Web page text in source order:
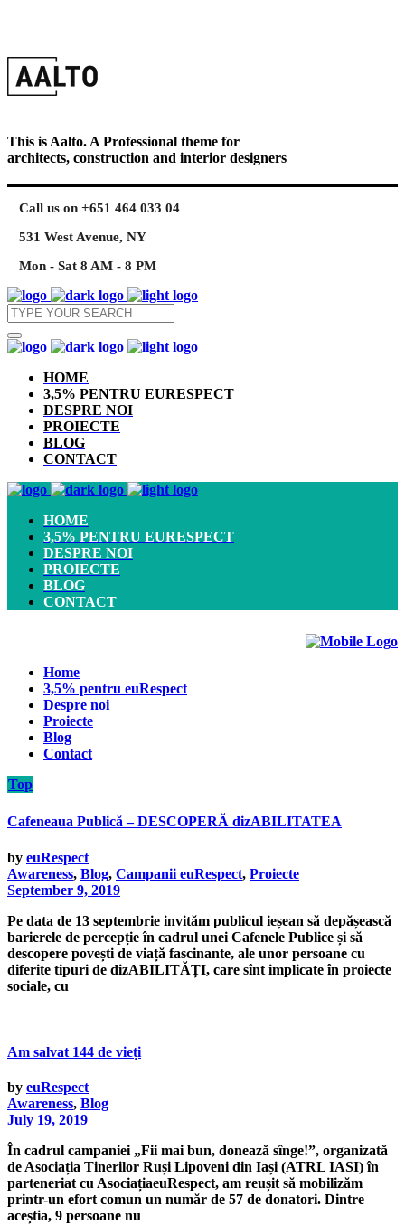
This is Aalto. A Professional theme for
architects, construction and interior designers
Call us on +651 464 033 04
531 West Avenue, NY
Mon - Sat 8 AM - 8 PM
HOME
3,5% PENTRU EURESPECT
DESPRE NOI
PROIECTE
BLOG
CONTACT
HOME
3,5% PENTRU EURESPECT
DESPRE NOI
PROIECTE
BLOG
CONTACT
Home
3,5% pentru euRespect
Despre noi
Proiecte
Blog
Contact
Top
Cafeneaua Publică – DESCOPERĂ dizABILITATEA
by euRespect
Awareness, Blog, Campanii euRespect, Proiecte
September 9, 2019
Pe data de 13 septembrie invităm publicul ieșean să depășească
barierele de percepție în cadrul unei Cafenele Publice și să
descopere povești de viață fascinante, ale unor persoane cu
diferite tipuri de dizABILITĂȚI, care sînt implicate în proiecte
sociale, cu
Am salvat 144 de vieți
by euRespect
Awareness, Blog
July 19, 2019
În cadrul campaniei „Fii mai bun, donează sînge!”, organizată
de Asociația Tinerilor Ruși Lipoveni din Iași (ATRL IASI) în
parteneriat cu AsociațiaeuRespect, am reușit să mobilizăm
printr-un efort comun un număr de 57 de donatori. Dintre
aceștia, 9 persoane nu